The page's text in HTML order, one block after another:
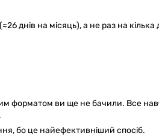
днів на місяць), а не раз на кілька
форматом ви ще не бачили. Все
бо це найефективніший спосіб.